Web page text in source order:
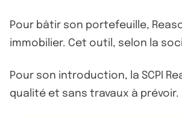
Pour bâtir son portefeuille,
immobilier. Cet outil, selon la
Pour son introduction, la SCPI
qualité et sans travaux à prévoir.